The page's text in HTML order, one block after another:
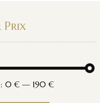
Prix
0 €— 190 €